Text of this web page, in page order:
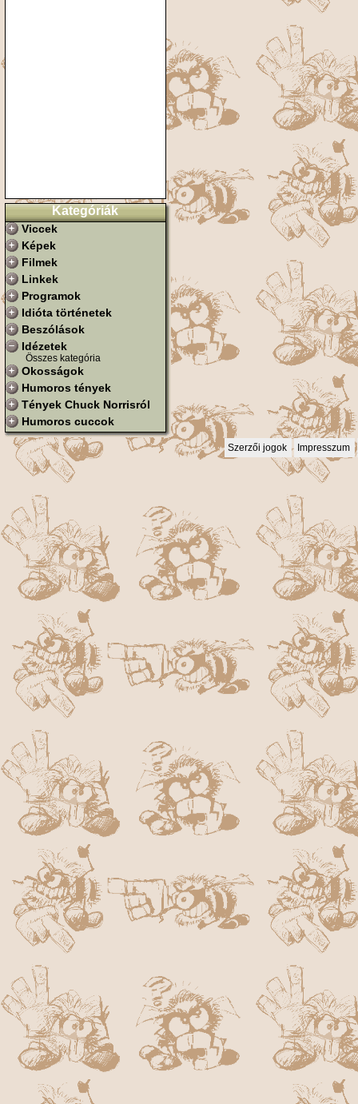
Kategóriák
Viccek
Képek
Filmek
Linkek
Programok
Idióta történetek
Beszólások
Idézetek
Összes kategória
Okosságok
Humoros tények
Tények Chuck Norrisról
Humoros cuccok
Szerzői jogok Impresszum